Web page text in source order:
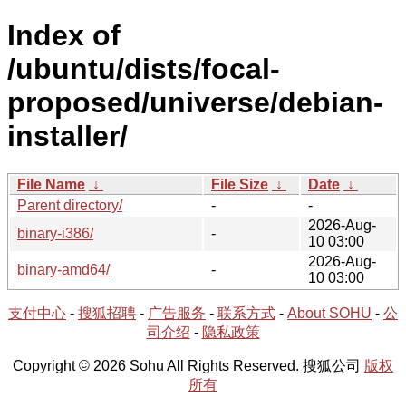
Index of
/ubuntu/dists/focal-
proposed/universe/debian-
installer/
File Name ↓ File Size ↓ Date ↓
Parent directory/
-
-
binary-i386/
-
2026-Aug-
10 03:00
binary-amd64/
-
2026-Aug-
10 03:00
支付中心 - 搜狐招聘 - 广告服务 - 联系方式 - About SOHU - 公
司介绍 - 隐私政策
Copyright © 2026 Sohu All Rights Reserved. 搜狐公司 版权
所有